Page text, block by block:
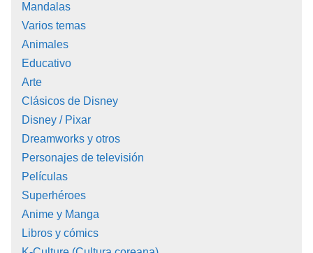
Mandalas
Varios temas
Animales
Educativo
Arte
Clásicos de Disney
Disney / Pixar
Dreamworks y otros
Personajes de televisión
Películas
Superhéroes
Anime y Manga
Libros y cómics